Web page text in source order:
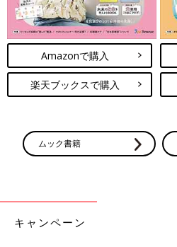
Amazonで購入
楽天ブックスで購入
ムック書籍
キャンペーン